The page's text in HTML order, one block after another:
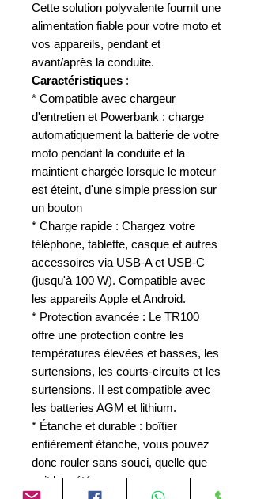
Cette solution polyvalente fournit une
alimentation fiable pour votre moto et
vos appareils, pendant et
avant/après la conduite.
Caractéristiques :
* Compatible avec chargeur
d'entretien et Powerbank : charge
automatiquement la batterie de votre
moto pendant la conduite et la
maintient chargée lorsque le moteur
est éteint, d'une simple pression sur
un bouton
* Charge rapide : Chargez votre
téléphone, tablette, casque et autres
accessoires via USB-A et USB-C
(jusqu'à 100 W). Compatible avec
les appareils Apple et Android.
* Protection avancée : Le TR100
offre une protection contre les
températures élevées et basses, les
surtensions, les courts-circuits et les
surtensions. Il est compatible avec
les batteries AGM et lithium.
* Étanche et durable : boîtier
entièrement étanche, vous pouvez
donc rouler sans souci, quelle que
soit la météo